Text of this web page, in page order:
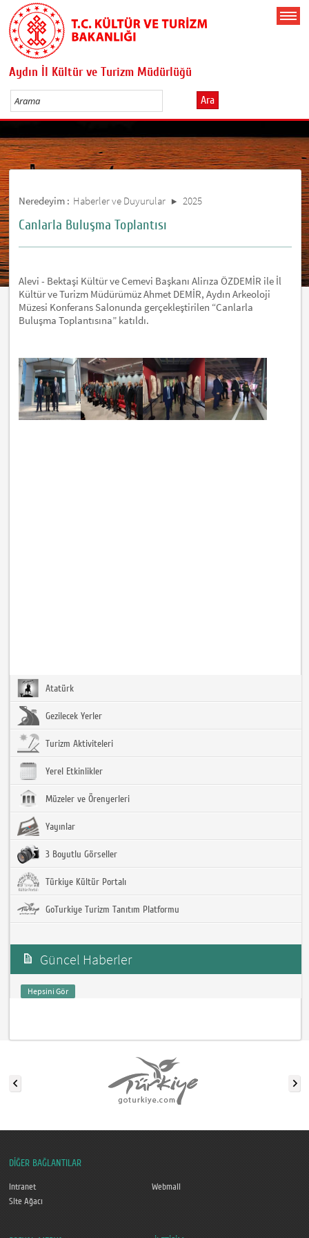
Aydın İl Kültür ve Turizm Müdürlüğü
Ara
Neredeyim : Haberler ve Duyurular 2025
Canlarla Buluşma Toplantısı
Alevi - Bektaşi Kültür ve Cemevi Başkanı Alirıza ÖZDEMİR ile İl
Kültür ve Turizm Müdürümüz Ahmet DEMİR, Aydın Arkeoloji
Müzesi Konferans Salonunda gerçekleştirilen “Canlarla
Buluşma Toplantısına” katıldı.
Atatürk
Gezilecek Yerler
Turizm Aktiviteleri
Yerel Etkinlikler
Müzeler ve Örenyerleri
Yayınlar
3 Boyutlu Görseller
Türkiye Kültür Portalı
GoTurkiye Turizm Tanıtım Platformu
Güncel Haberler
Hepsini Gör
DİĞER BAĞLANTILAR
Intranet
Webmail
Site Ağacı